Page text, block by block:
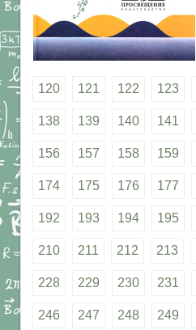
120 121 122 123
138 139 140 141
156 157 158 159
174 175 176 177
192 193 194 195
210 211 212 213
228 229 230 231
246 247 248 249